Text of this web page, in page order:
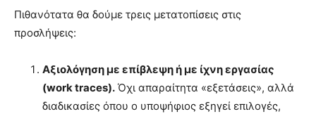
Πιθανότατα θα δούμε τρεις μετατοπίσεις στις
προσλήψεις:
Αξιολόγηση με επίβλεψη ή με ίχνη εργασίας
(work traces). Όχι απαραίτητα «εξετάσεις», αλλά
διαδικασίες όπου ο υποψήφιος εξηγεί επιλογές,